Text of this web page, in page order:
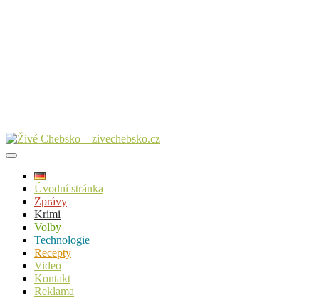
Úvodní stránka
Zprávy
Krimi
Volby
Technologie
Recepty
Video
Kontakt
Reklama